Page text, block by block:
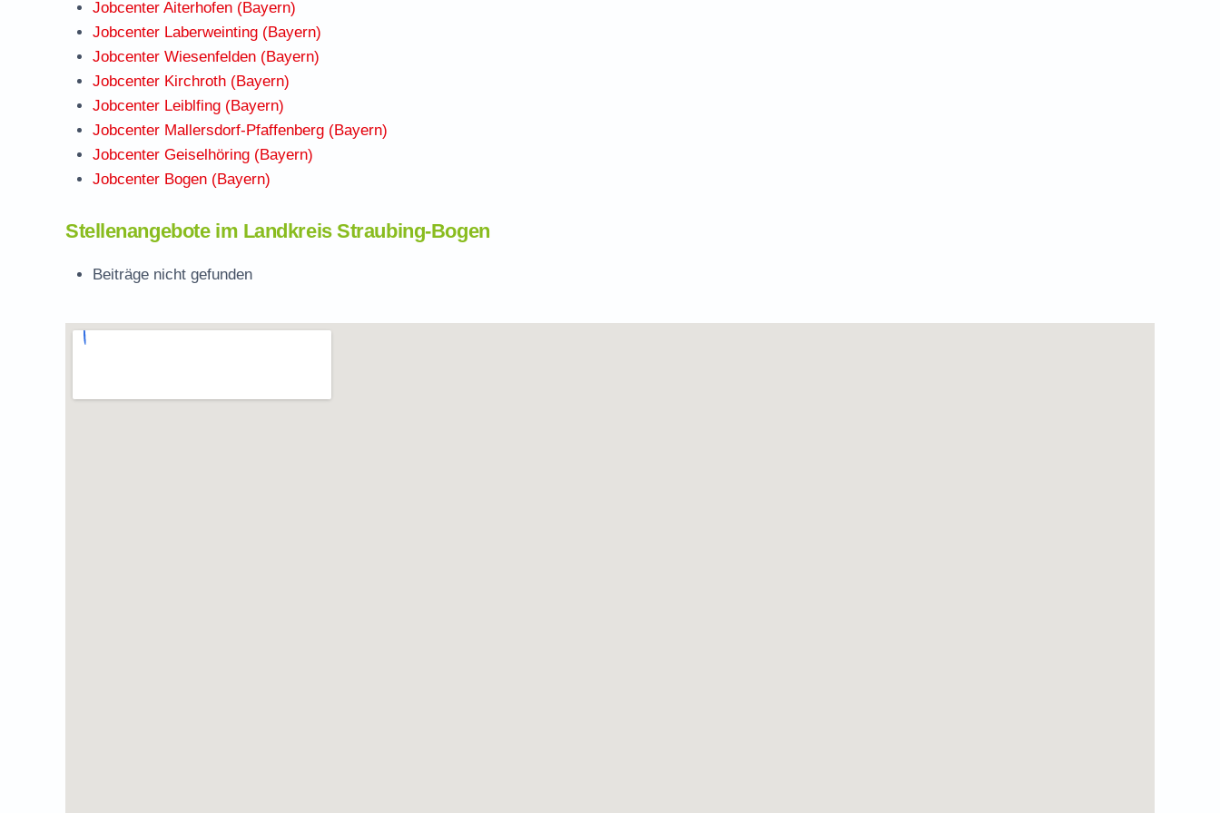
Jobcenter Aiterhofen (Bayern)
Jobcenter Laberweinting (Bayern)
Jobcenter Wiesenfelden (Bayern)
Jobcenter Kirchroth (Bayern)
Jobcenter Leiblfing (Bayern)
Jobcenter Mallersdorf-Pfaffenberg (Bayern)
Jobcenter Geiselhöring (Bayern)
Jobcenter Bogen (Bayern)
Stellenangebote im Landkreis Straubing-Bogen
Beiträge nicht gefunden